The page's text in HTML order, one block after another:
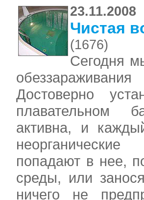
23.11.2008
Чистая
(1676)
Сегодня
Достоверно
плавательном
активна, и
попадают в нее,
среды, или
ничего не